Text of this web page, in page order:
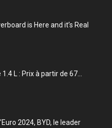
is Here and it’s Real
1.4 L : Prix à partir de 67...
2024, BYD, le leader